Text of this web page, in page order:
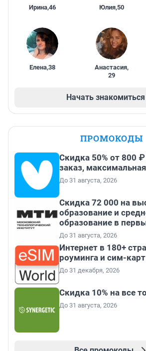
Ирина,46 Юлия,50
Елена,38 Анастасия,
29
Начать знакомиться
ПРОМОКОДЫ
Скидка 50% от 800
заказ,
До 31 августа, 2026
Скидка 72 000 на
образование и
образование в
До 31 августа, 2026
Интернет в 180+
роуминга и сим-карт
До 31 декабря, 2026
Скидка 10% на все
До 31 августа, 2026